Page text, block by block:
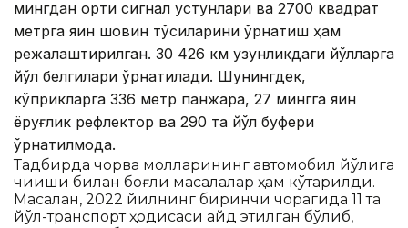
мингдан ортиқ сигнал устунлари ва 2700 квадрат
метрга яқин шовқин тўсиқларини ўрнатиш ҳам
режалаштирилган. 30 426 км узунликдаги йўлларга
йўл белгилари ўрнатилади. Шунингдек,
кўприкларга 336 метр панжара, 27 мингга яқин
ёруғлик рефлектор ва 290 та йўл буфери
ўрнатилмоқда.
Тадбирда чорва молларининг автомобил йўлига
чиқиши билан боғлиқ масалалар ҳам кўтарилди.
Масалан, 2022 йилнинг биринчи чорагида 11 та
йўл-транспорт ҳодисаси қайд этилган бўлиб,